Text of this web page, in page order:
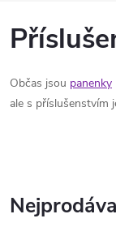
Občas jsou panenky
ale s příslušenstvím